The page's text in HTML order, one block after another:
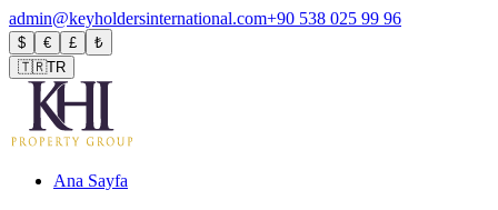
admin@keyholdersinternational.com+90 538 025 99 96
$ € £
₺
🇹🇷TR
Ana Sayfa